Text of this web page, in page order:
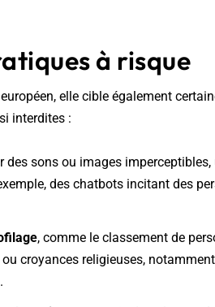
à risque
elle cible également
interdites :
des sons ou images
des chatbots incitant des
, comme le classement de
croyances religieuses,